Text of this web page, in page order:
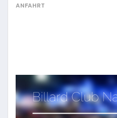
ANFAHRT